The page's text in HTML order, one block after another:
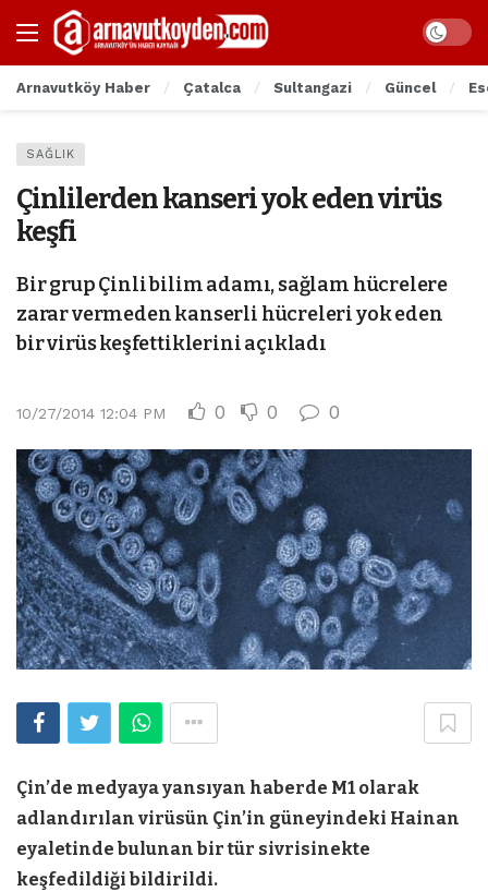
Arnavutköy Haber Çatalca Sultangazi Güncel
SAĞLIK
Çinlilerden kanseri yok eden virüs
keşfi
Bir grup Çinli bilim adamı, sağlam hücrelere
zarar vermeden kanserli hücreleri yok eden
bir virüs keşfettiklerini açıkladı
10/27/2014 12:04 PM 0 0 0
Çin’de medyaya yansıyan haberde M1 olarak
adlandırılan virüsün Çin’in güneyindeki Hainan
eyaletinde bulunan bir tür sivrisinekte
keşfedildiği bildirildi.